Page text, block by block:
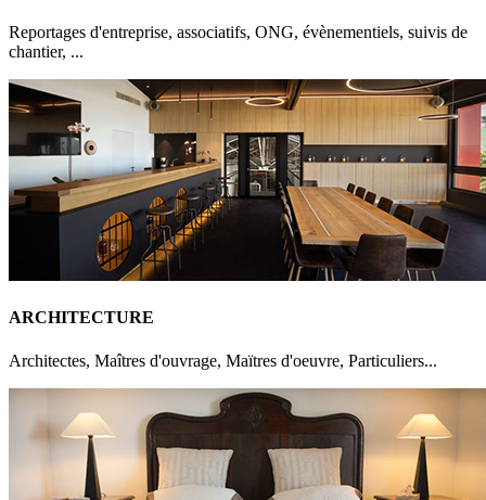
Reportages d'entreprise, associatifs, ONG, évè­nementiels, suivis de
chantier, ...
ARCHITECTURE
Architectes, Maîtres d'ouvrage, Maïtres d'oeuvre, Particuliers...